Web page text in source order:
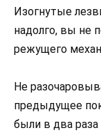
Изогнутые
надолго, вы не
режущего
Не
предыдущее
были в два